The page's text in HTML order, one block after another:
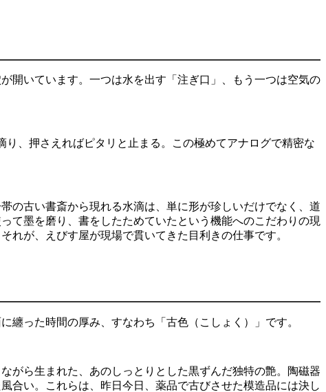
開いています。一つは水を出す「注ぎ口」、もう一つは空気の
、押さえればピタリと止まる。この極めてアナログで精密な
の古い書斎から現れる水滴は、単に形が珍しいだけでなく、道
て墨を磨り、書をしたためていたという機能へのこだわりの現
が、えびす屋が現場で貫いてきた目利きの仕事です。
った時間の厚み、すなわち「古色（こしょく）」です。
がら生まれた、あのしっとりとした黒ずんだ独特の艶。陶磁器
合い。これらは、昨日今日、薬品で古びさせた模造品には決し